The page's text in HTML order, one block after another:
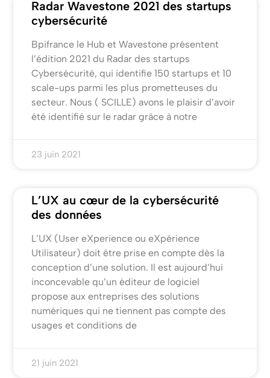
Radar Wavestone 2021 des startups
cybersécurité
Bpifrance le Hub et Wavestone présentent
l’édition 2021 du Radar des startups
Cybersécurité, qui identifie 150 startups et 10
scale-ups parmi les plus prometteuses du
secteur. Nous ( SCILLE) avons le plaisir d’avoir
été identifié sur le radar grâce à notre
23 juin 2021
L’UX au cœur de la cybersécurité
des données
L’UX (User eXperience ou eXpérience
Utilisateur) doit être prise en compte dès la
conception d’une solution. Il est aujourd’hui
inconcevable qu’un éditeur de logiciel
propose aux entreprises des solutions
numériques qui ne tiennent pas compte des
usages et conditions de
21 juin 2021